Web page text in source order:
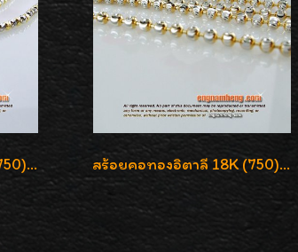
สร้อยคอทองอิตาลี 18K (750) ลายสวยตัดเหลี่ยมคมชัด ใส่สวยน่ารักค่ะ สร้อยคอทองอิตาลี 18K (750) ลายยินตันแกะมูนคัดสวย ลายนี้เงามากๆค่ะ ใส่ทนแข็งแรง